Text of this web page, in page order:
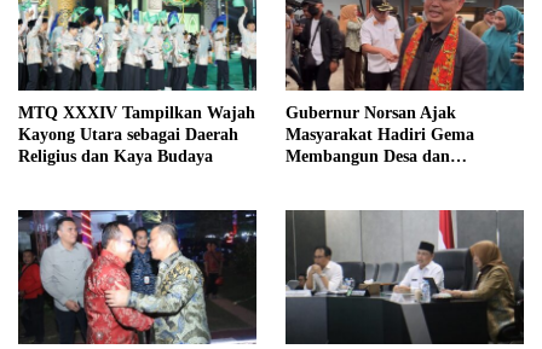
MTQ XXXIV Tampilkan Wajah
Kayong Utara sebagai Daerah
Religius dan Kaya Budaya
Gubernur Norsan Ajak
Masyarakat Hadiri Gema
Membangun Desa dan